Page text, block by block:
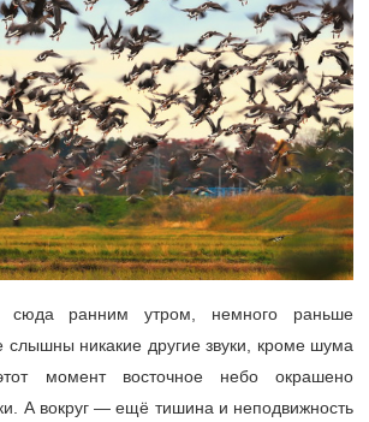
сюда ранним утром, немного раньше
слышны никакие другие звуки, кроме шума
момент восточное небо окрашено
А вокруг — ещё тишина и неподвижность